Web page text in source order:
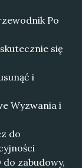
Po
się
i
Wyzwania i
do
zabudowy,